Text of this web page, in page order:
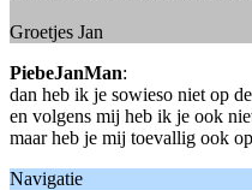
Groetjes Jan
PiebeJanMan:
dan heb ik je sowieso niet op
en volgens mij heb ik je ook
maar heb je mij toevallig ook
Navigatie